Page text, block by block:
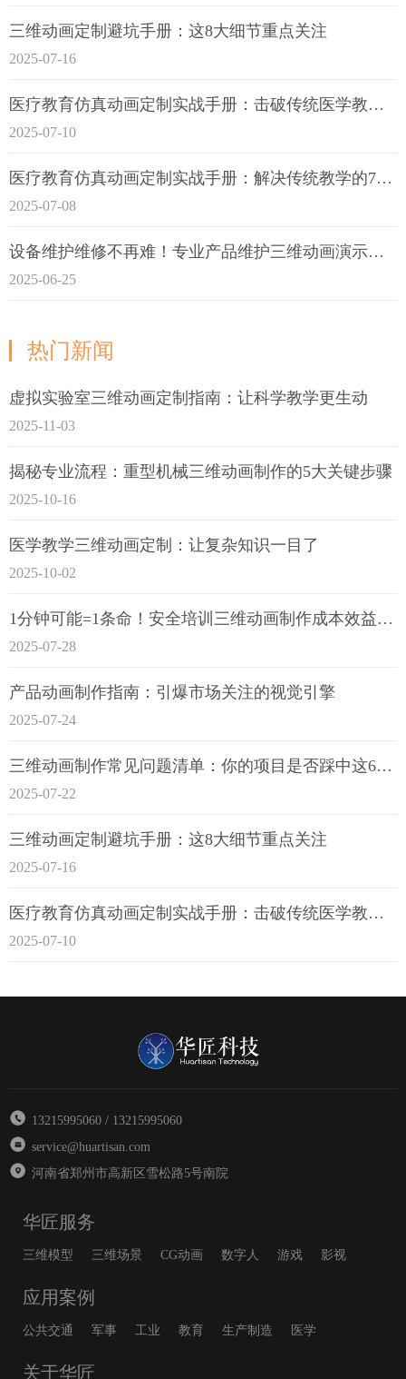
三维动画定制避坑手册：这8大细节重点关注
2025-07-16
医疗教育仿真动画定制实战手册：击破传统医学教育7大痛点
2025-07-10
医疗教育仿真动画定制实战手册：解决传统教学的7大痛点
2025-07-08
设备维护维修不再难！专业产品维护三维动画演示定制指南
2025-06-25
热门新闻
虚拟实验室三维动画定制指南：让科学教学更生动
2025-11-03
揭秘专业流程：重型机械三维动画制作的5大关键步骤
2025-10-16
医学教学三维动画定制：让复杂知识一目了
2025-10-02
1分钟可能=1条命！安全培训三维动画制作成本效益深度拆解
2025-07-28
产品动画制作指南：引爆市场关注的视觉引擎
2025-07-24
三维动画制作常见问题清单：你的项目是否踩中这6大技术雷区？
2025-07-22
三维动画定制避坑手册：这8大细节重点关注
2025-07-16
医疗教育仿真动画定制实战手册：击破传统医学教育7大痛点
2025-07-10
13215995060 / 13215995060
service@huartisan.com
河南省郑州市高新区雪松路5号南院
华匠服务
三维模型 三维场景 CG动画 数字人 游戏 影视
应用案例
公共交通 军事 工业 教育 生产制造 医学
关于华匠